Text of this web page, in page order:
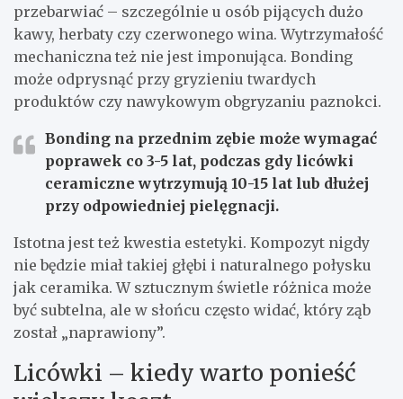
przebarwiać – szczególnie u osób pijących dużo
kawy, herbaty czy czerwonego wina. Wytrzymałość
mechaniczna też nie jest imponująca. Bonding
może odprysnąć przy gryzieniu twardych
produktów czy nawykowym obgryzaniu paznokci.
Bonding na przednim zębie może wymagać
poprawek co 3-5 lat, podczas gdy licówki
ceramiczne wytrzymują 10-15 lat lub dłużej
przy odpowiedniej pielęgnacji.
Istotna jest też kwestia estetyki. Kompozyt nigdy
nie będzie miał takiej głębi i naturalnego połysku
jak ceramika. W sztucznym świetle różnica może
być subtelna, ale w słońcu często widać, który ząb
został „naprawiony”.
Licówki – kiedy warto ponieść